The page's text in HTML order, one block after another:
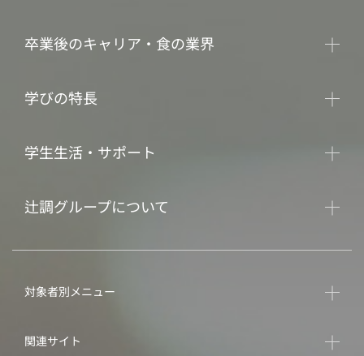
卒業後のキャリア・食の業界
学びの特長
学生生活・サポート
辻調グループについて
対象者別メニュー
関連サイト